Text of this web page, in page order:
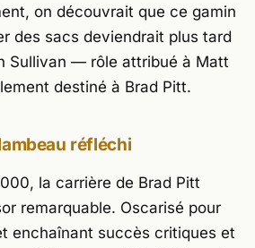
on découvrait que ce gamin
des sacs deviendrait plus tard
Sullivan — rôle attribué à Matt
destiné à Brad Pitt.
réfléchi
la carrière de Brad Pitt
remarquable. Oscarisé pour
enchaînant succès critiques et